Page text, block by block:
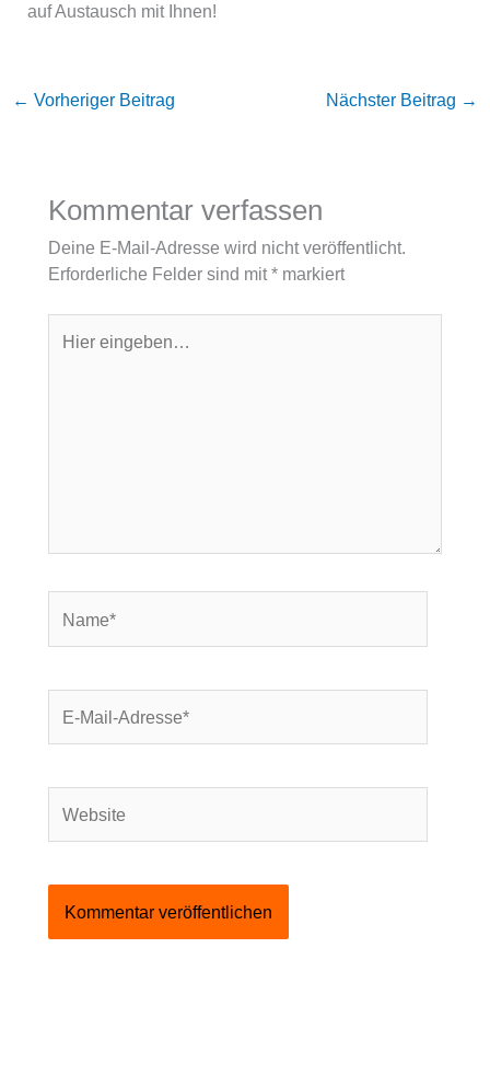
auf Austausch mit Ihnen!
← Vorheriger Beitrag Nächster Beitrag →
Kommentar verfassen
Deine E-Mail-Adresse wird nicht veröffentlicht.
Erforderliche Felder sind mit*markiert
eingeben…
Mail-